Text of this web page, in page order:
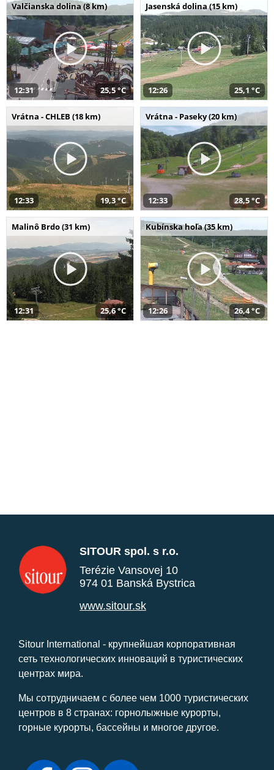
Valčianska dolina (8 km)
12:31 25,5 °C
Jasenská dolina (15 km)
12:26 25,1 °C
Vrátna - CHLEB (18 km)
12:33 19,3 °C
Vrátna - Paseky (20 km)
12:33 28,5 °C
Malinô Brdo (31 km)
12:31 25,6 °C
Kubínska hoľa (35 km)
12:26 26,4 °C
SITOUR spol. s r.o.
Terézie Vansovej 10
974 01 Banská Bystrica
www.sitour.sk
Sitour International - крупнейшая корпоративная
сеть технологических инноваций в туристических
центрах мира.
Мы сотрудничаем с более чем 1000 туристических
центров в 8 странах: горнолыжные курорты,
горные курорты, бассейны и многое другое.